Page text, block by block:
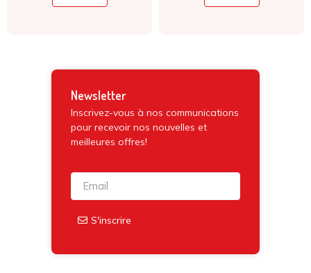
Newsletter
Inscrivez-vous à nos communications
pour recevoir nos nouvelles et
meilleures offres!
S'inscrire